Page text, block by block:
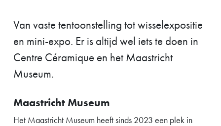
Van vaste tentoonstelling tot wisselexpositie
en mini-expo. Er is altijd wel iets te doen in
Centre Céramique en het Maastricht
Museum.
Maastricht Museum
Het Maastricht Museum heeft sinds 2023 een plek in